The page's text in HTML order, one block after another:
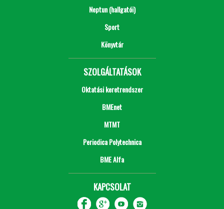
Neptun (hallgatói)
Sport
Könyvtár
SZOLGÁLTATÁSOK
Oktatási keretrendszer
BMEnet
MTMT
Periodica Polytechnica
BME Alfa
KAPCSOLAT